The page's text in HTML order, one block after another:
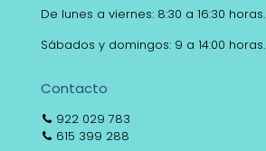
De lunes a viernes: 8:30 a 16:30 horas.
Sábados y domingos: 9 a 14:00 horas.
Contacto
922 029 783
615 399 288